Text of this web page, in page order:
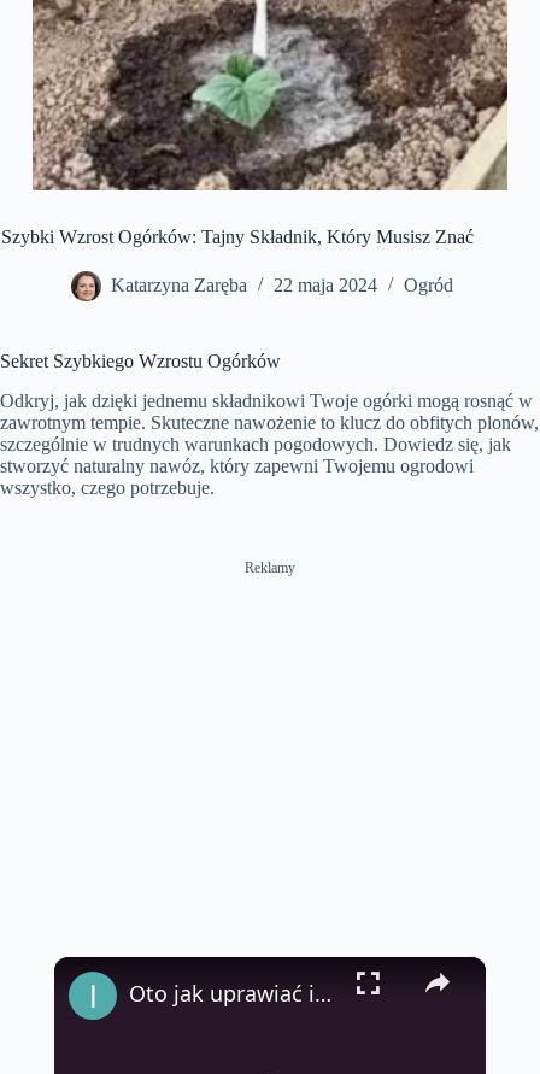
Szybki Wzrost Ogórków: Tajny Składnik, Który Musisz Znać
Katarzyna Zaręba 22 maja 2024 Ogród
Sekret Szybkiego Wzrostu Ogórków
Odkryj, jak dzięki jednemu składnikowi Twoje ogórki mogą rosnąć w
zawrotnym tempie. Skuteczne nawożenie to klucz do obfitych plonów,
szczególnie w trudnych warunkach pogodowych. Dowiedz się, jak
stworzyć naturalny nawóz, który zapewni Twojemu ogrodowi
wszystko, czego potrzebuje.
Reklamy
×
Oto jak uprawiać imbir w domu, aby mieć go bez końca